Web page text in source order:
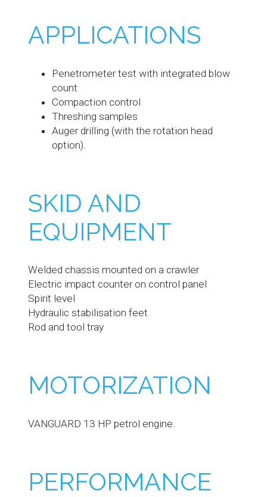
APPLICATIONS
Penetrometer test with integrated blow
count
Compaction control
Threshing samples
Auger drilling (with the rotation head
option).
SKID AND
EQUIPMENT
Welded chassis mounted on a crawler
Electric impact counter on control panel
Spirit level
Hydraulic stabilisation feet
Rod and tool tray
MOTORIZATION
VANGUARD 13 HP petrol engine.
PERFORMANCE